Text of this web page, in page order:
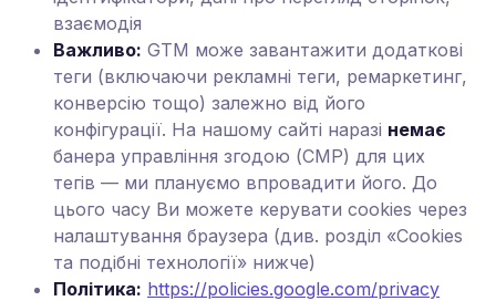
взаємодія
Важливо: GTM може завантажити додаткові
теги (включаючи рекламні теги, ремаркетинг,
конверсію тощо) залежно від його
конфігурації. На нашому сайті наразі немає
банера управління згодою (CMP) для цих
тегів — ми плануємо впровадити його. До
цього часу Ви можете керувати cookies через
налаштування браузера (див. розділ «Cookies
та подібні технології» нижче)
Політика: https://policies.google.com/privacy